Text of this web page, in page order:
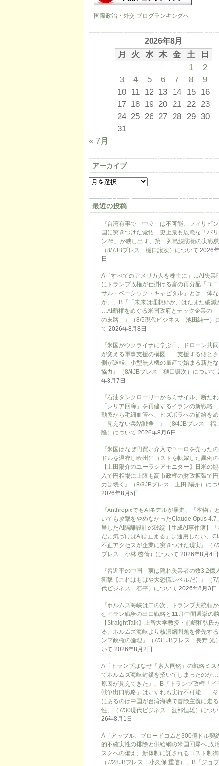
国際政治・外交 ブログランキングへ
2026年8月
月 火 水 木 金 土
日
1
2
3
4 5 6 7 8
9
10 11 12 13 14 15
16
17 18 19 20 21 22
23
24 25 26 27 28 29 30
31
« 7月
アーカイブ
最近の投稿
『台湾有事で「中立」は不可能、フィリピ
国に突きつけた覚悟 史上最も広範な「バ
ン26」が映し出す、第一列島線防衛の実戦
（8/7JBプレス 樋口譲次）について 2026
日
A『すべてのアメリカ人を株主に」…AI失業
にトランプ政権が仕掛ける富の再分配「ユ
サル・ベーシック・キャピタル」とは一体
か』、B『「未来は理想郷か、はたまた破滅
…AI覇権をめぐる米国政府とテック企業の
の末路」』（8/5現代ビジネス 池田純一）
て 2026年8月8日
『米国がウクライナに学ぶ日、ドローン共
が変える軍事支援の構図 支援する側とさ
側が逆転、小型無人機の量産で始まる新た
協力』（8/4JBプレス 樋口譲次）について
年8月7日
『石油タンクローリーからミサイル、断た
「シリア回廊」を再建するイランの新戦
動脈から毛細血管へ、ヒズボラへの補給を
「見えない兵站戦争」』（8/4JBプレス 福
隆）について 2026年8月6日
『米国はなぜ円買い介入でユーロを売った
ドルを温存し欧州にコストを転嫁した異例
【土田陽介のユーラシアモニター】日米の
入で円相場に上限も高市政権の財政拡張で
力は続く』（8/3JBプレス 土田 陽介）につ
2026年8月5日
『AnthropicでもAIモデルが暴走、「本物」
いても攻撃をやめなかったClaude Opus 4.7
呈したAI隔離設計の破綻【生成AI事件簿】「
だと気づけばAIは止まる」は通用しない、
不正アクセスが企業に突きつけた現実』（
プレス 小林 啓倫）について 2026年8月4日
『習近平の中国「実は隠れ失業者の数3.2億
衝撃【これはもはや大恐慌レベルだ】』（
代ビジネス 石平）について 2026年8月3日
『ホルムズ海峡は二の次、トランプ大統領
むイラン戦争の出口戦略と11月中間選挙の
【StraightTalk】上智大学教授・前嶋和弘氏
る、ホルムズ海峡より核濃縮問題を優先す
ンプ政権の論理』（7/31JBプレス 長野 光
いて 2026年8月2日
A『トランプはなぜ「素人同然」の戦略ミス
てホルムズ海峡封鎖を招いてしまったのか
原因が見えてきた』、B『トランプ政権「イ
戦争出口戦略」はいずれも実行不可能……
にあるのは中国が台湾海峡で冒険主義に走
性』（7/30現代ビジネス 渡部恒雄）につ
26年8月1日
A『アップル、ブロードコムと300億ドル
的不確実性の排除と供給網の米国回帰へ 政
スクへの備え、新体制に託されるコスト制
（7/28JBプレス 小久保 重信）、B『ジョ